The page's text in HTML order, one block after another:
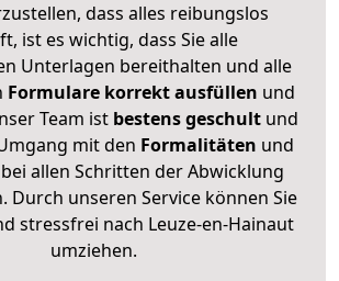
dass alles reibungslos
ist es wichtig, dass Sie alle
Unterlagen bereithalten und alle
Formulare korrekt ausfüllen und
Team ist bestens geschult und
mit den Formalitäten und
allen Schritten der Abwicklung
Durch unseren Service können Sie
stressfrei nach Leuze-en-Hainaut
umziehen.